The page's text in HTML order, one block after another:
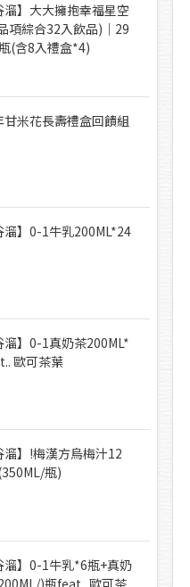
溜】大大擁抱幸福星空
項綜合32入飲品)｜29
(含8入禮盒*4)
甘米花長壽禮盒回饋組
溜】0-1牛乳200ML*24
溜】0-1真奶茶200ML*
歐可茶葉
溜】!梅漢方烏梅汁12
瓶)
溜】0-1牛乳*6瓶+真奶
)瓶feat.. 歐可茶